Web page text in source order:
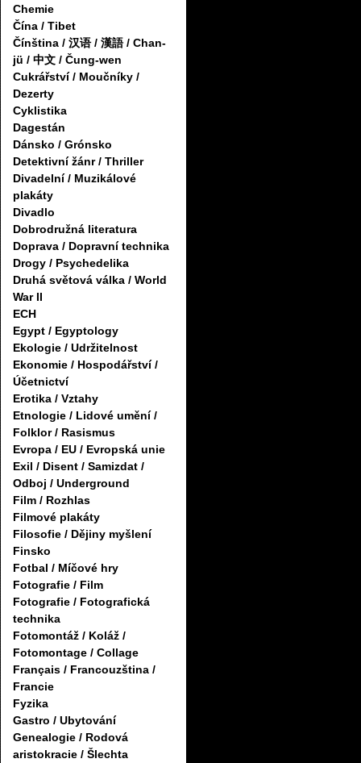
Chemie
Čína / Tibet
Čínština / 汉语 / 漢語 / Chan-
jü / 中文 / Čung-wen
Cukrářství / Moučníky /
Dezerty
Cyklistika
Dagestán
Dánsko / Grónsko
Detektivní žánr / Thriller
Divadelní / Muzikálové
plakáty
Divadlo
Dobrodružná literatura
Doprava / Dopravní technika
Drogy / Psychedelika
Druhá světová válka / World
War II
ECH
Egypt / Egyptology
Ekologie / Udržitelnost
Ekonomie / Hospodářství /
Účetnictví
Erotika / Vztahy
Etnologie / Lidové umění /
Folklor / Rasismus
Evropa / EU / Evropská unie
Exil / Disent / Samizdat /
Odboj / Underground
Film / Rozhlas
Filmové plakáty
Filosofie / Dějiny myšlení
Finsko
Fotbal / Míčové hry
Fotografie / Film
Fotografie / Fotografická
technika
Fotomontáž / Koláž /
Fotomontage / Collage
Français / Francouzština /
Francie
Fyzika
Gastro / Ubytování
Genealogie / Rodová
aristokracie / Šlechta